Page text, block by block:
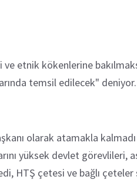
etnik kökenlerine
temsil edilecek"
olarak atamakla
yüksek devlet görevlileri,
HTŞ çetesi ve bağlı çeteler